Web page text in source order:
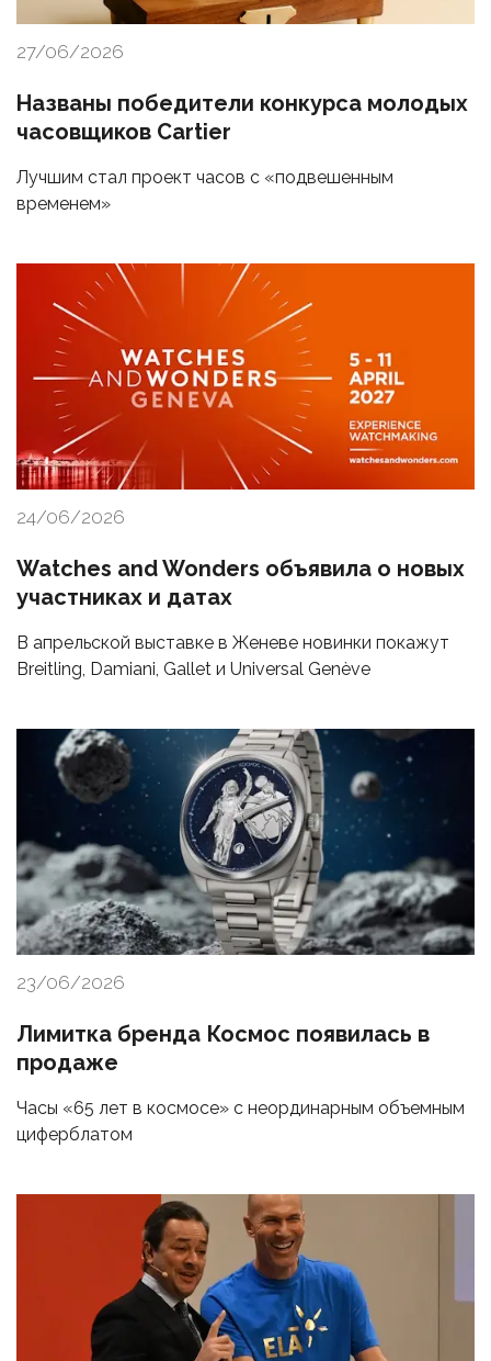
27/06/2026
Названы победители конкурса молодых
часовщиков Cartier
Лучшим стал проект часов с «подвешенным
временем»
24/06/2026
Watches and Wonders объявила о новых
участниках и датах
В апрельской выставке в Женеве новинки покажут
Breitling, Damiani, Gallet и Universal Genève
23/06/2026
Лимитка бренда Космос появилась в
продаже
Часы «65 лет в космосе» с неординарным объемным
циферблатом